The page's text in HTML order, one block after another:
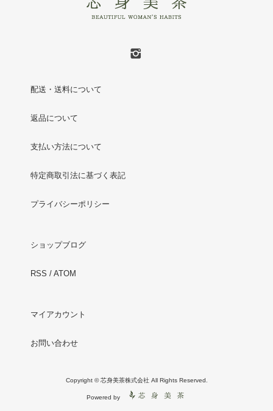
配送・送料について
返品について
支払い方法について
特定商取引法に基づく表記
プライバシーポリシー
ショップブログ
RSS / ATOM
マイアカウント
お問い合わせ
Copyright © 芯身美茶株式会社 All Rights Reserved.
Powered by